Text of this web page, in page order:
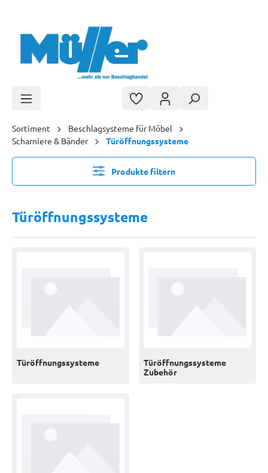
Sortiment
Beschlagsysteme für Möbel
Scharniere & Bänder
Türöffnungssysteme
Produkte filtern
Türöffnungssysteme
Türöffnungssysteme
Türöffnungssysteme
Zubehör